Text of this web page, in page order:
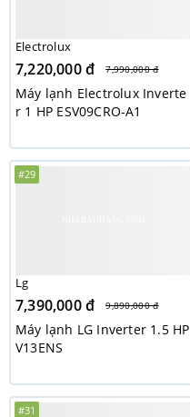
Electrolux
7,220,000 đ 7,990,000 đ
Máy lạnh Electrolux Inverte
r 1 HP ESV09CRO-A1
#29
Lg
7,390,000 đ 9,890,000 đ
Máy lạnh LG Inverter 1.5 HP
V13ENS
#31